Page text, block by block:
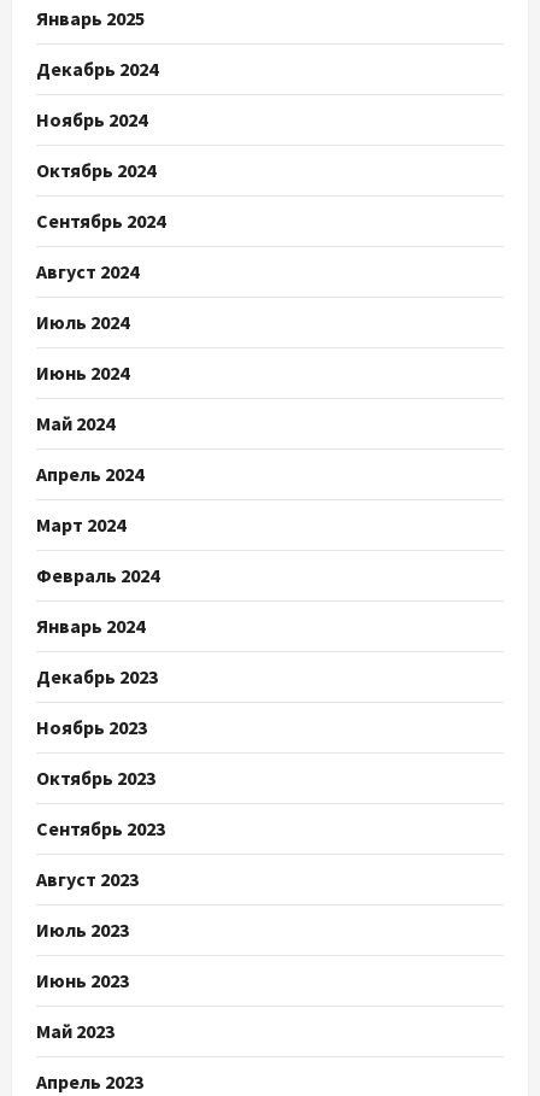
Январь 2025
Декабрь 2024
Ноябрь 2024
Октябрь 2024
Сентябрь 2024
Август 2024
Июль 2024
Июнь 2024
Май 2024
Апрель 2024
Март 2024
Февраль 2024
Январь 2024
Декабрь 2023
Ноябрь 2023
Октябрь 2023
Сентябрь 2023
Август 2023
Июль 2023
Июнь 2023
Май 2023
Апрель 2023